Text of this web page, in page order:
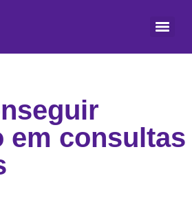
em consultas